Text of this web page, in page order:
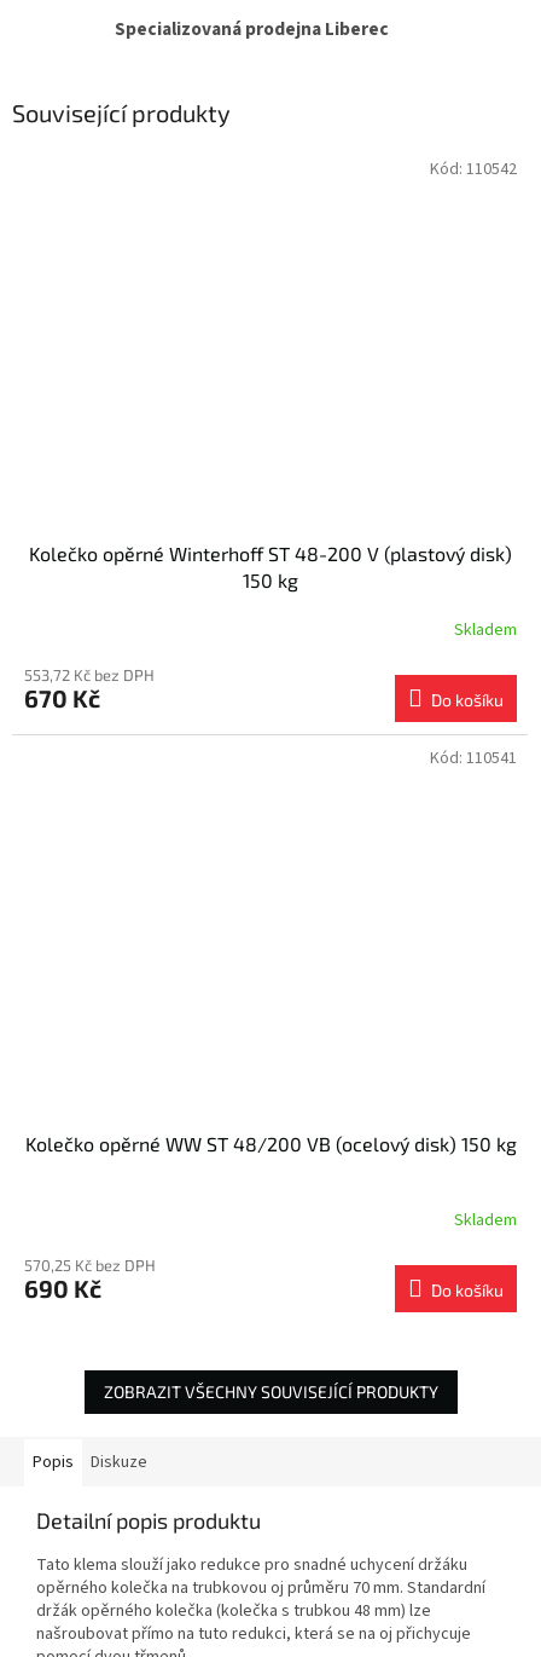
Specializovaná prodejna Liberec
Související produkty
Kolečko opěrné Winterhoff ST 48-200 V (plastový disk)
150 kg
Skladem
553,72 Kč bez DPH
670 Kč Do košíku
Kód: 110542
Kolečko opěrné WW ST 48/200 VB (ocelový disk) 150 kg
Skladem
570,25 Kč bez DPH
690 Kč Do košíku
Kód: 110541
ZOBRAZIT VŠECHNY SOUVISEJÍCÍ PRODUKTY
Popis Diskuze
Detailní popis produktu
Tato klema slouží jako redukce pro snadné uchycení držáku
opěrného kolečka na trubkovou oj průměru 70 mm. Standardní
držák opěrného kolečka (kolečka s trubkou 48 mm) lze
našroubovat přímo na tuto redukci, která se na oj přichycuje